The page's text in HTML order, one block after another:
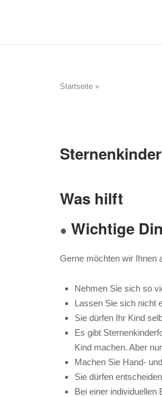
Startseite »
Sternenkinder
Was hilft
● Wichtige
Gerne möchten wir Ihnen
Nehmen Sie sich so
Lassen Sie sich nicht
Sie dürfen Ihr Kind
Es gibt
Kind machen. Aber
Machen Sie Hand-
Sie dürfen
Bei einer individuellen